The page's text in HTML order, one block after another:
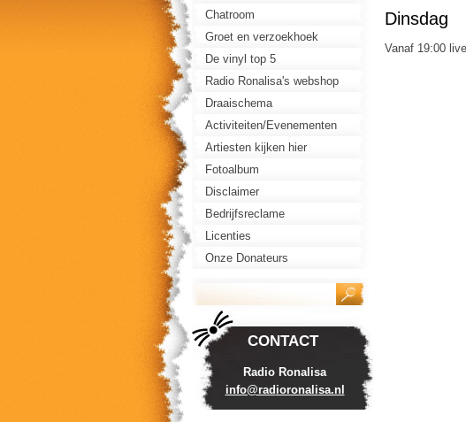
Dinsdag
Vanaf 19:00
Chatroom
Groet en verzoekhoek
De vinyl top 5
Radio Ronalisa's webshop
Draaischema
Activiteiten/Evenementen
Artiesten kijken hier
Fotoalbum
Disclaimer
Bedrijfsreclame
Licenties
Onze Donateurs
CONTACT
Radio Ronalisa
info@rad ioronalisa.nl